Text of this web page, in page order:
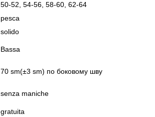
50-52, 54-56, 58-60, 62-64
pesca
solido
Bassa
70 sm(±3 sm) по боковому шву
senza maniche
gratuita